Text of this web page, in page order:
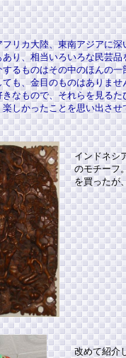
リカ大陸、東南アジアに深
り、相当いろいろな民芸品
るものはその中のほんの一
も、金目のものはありませ
なもので、それらを見るた
しかったことを思い出させ
インドネシ
のモチーフ
を買ったが
改めて紹介